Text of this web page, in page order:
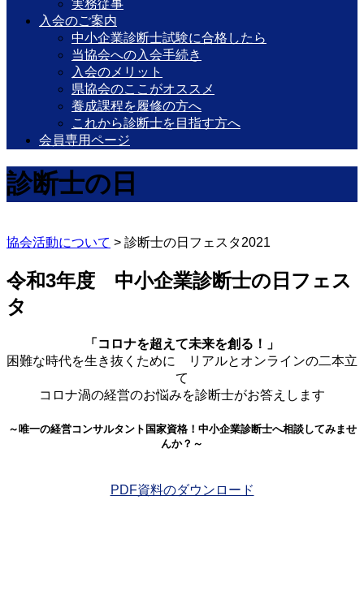
実務従事
入会のご案内
中小企業診断士試験に合格したら
当協会への入会手続き
入会のメリット
県協会のここがオススメ
養成課程を履修の方へ
これから診断士を目指す方へ
会員専用ページ
診断士の日
協会活動について > 診断士の日フェスタ2021
令和3年度 中小企業診断士の日フェス
タ
「コロナを超えて未来を創る！」
困難な時代を生き抜くために リアルとオンラインの二本立
て
コロナ渦の経営のお悩みを診断士がお答えします
～唯一の経営コンサルタント国家資格！中小企業診断士へ相談してみませ
んか？～
PDF資料のダウンロード